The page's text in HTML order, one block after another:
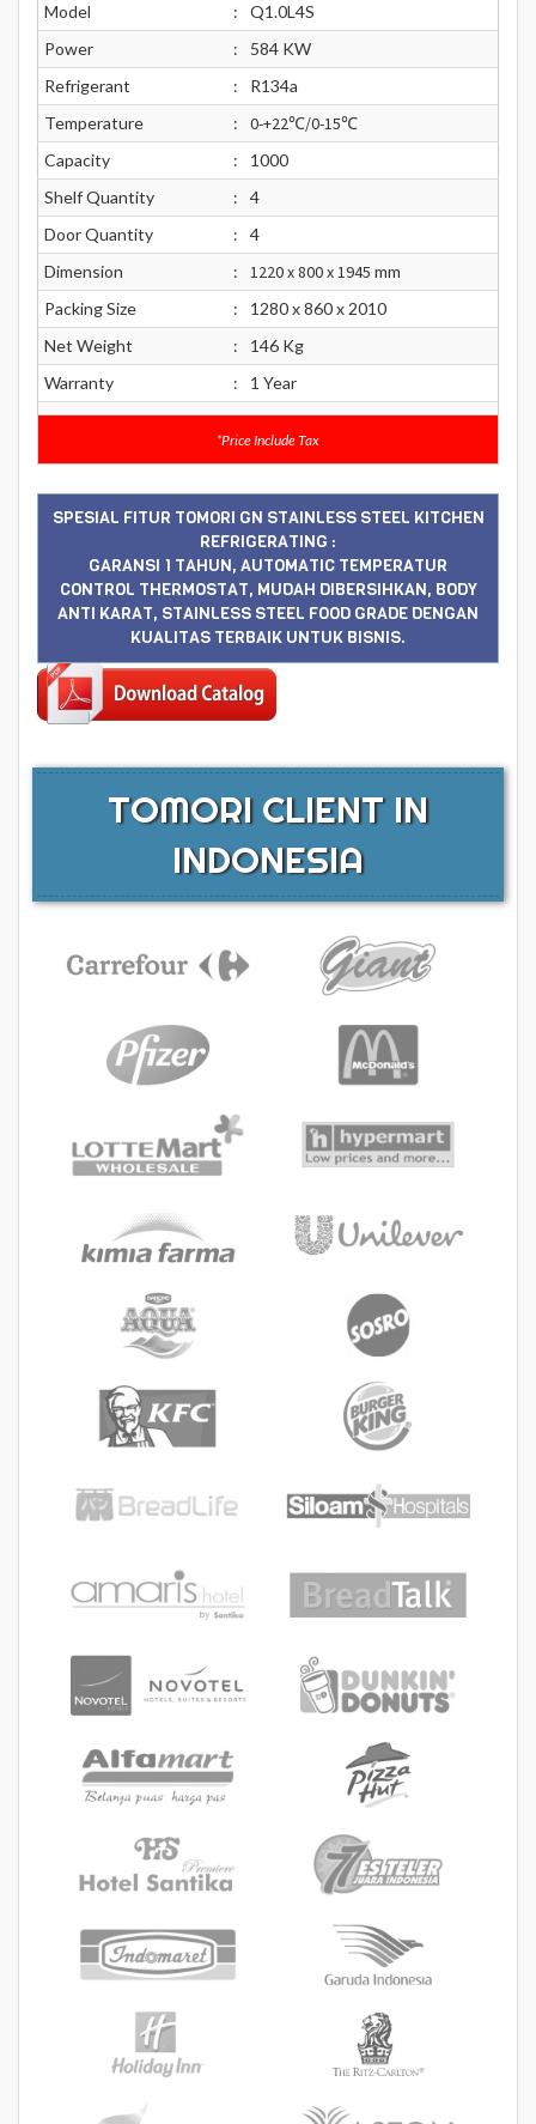
Model :
Q1.0L4S
Power
:
584 KW
Refrigerant
:
R134a
Temperature
: 0-+22℃/0-15℃
Capacity :
1000
Shelf Quantity
:
4
Door Quantity
:
4
Dimension
: 1220 x 800 x 1945 mm
Packing Size
:
1280 x 860 x 2010
Net Weight
:
146 Kg
Warranty
: 1 Year
*Price Include Tax
SPESIAL FITUR TOMORI GN STAINLESS STEEL KITCHEN
REFRIGERATING :
GARANSI 1 TAHUN, AUTOMATIC TEMPERATUR
CONTROL THERMOSTAT, MUDAH DIBERSIHKAN, BODY
ANTI KARAT, STAINLESS STEEL FOOD GRADE DENGAN
KUALITAS TERBAIK UNTUK BISNIS.
TOMORI CLIENT IN
INDONESIA